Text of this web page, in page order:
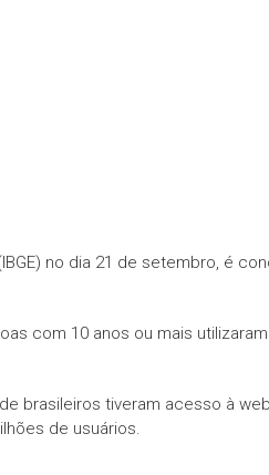
no dia 21 de setembro, é
com 10 anos ou mais
brasileiros tiveram acesso à
de usuários.